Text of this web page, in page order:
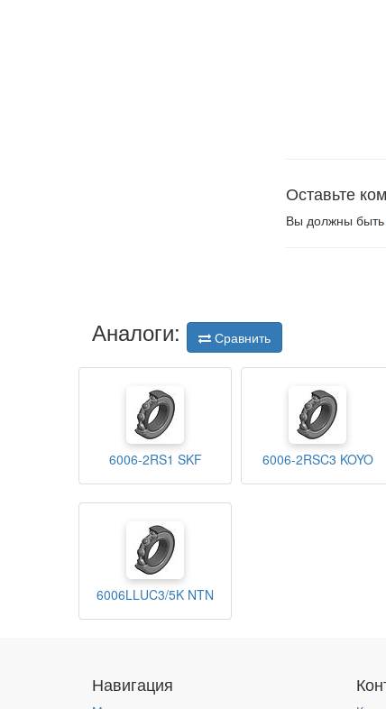
Оставьте
Вы должны быть
Аналоги: Сравнить
6006-2RS1 SKF 6006-2RSC3 KOYO
6006LLUC3/5K NTN
Навигация